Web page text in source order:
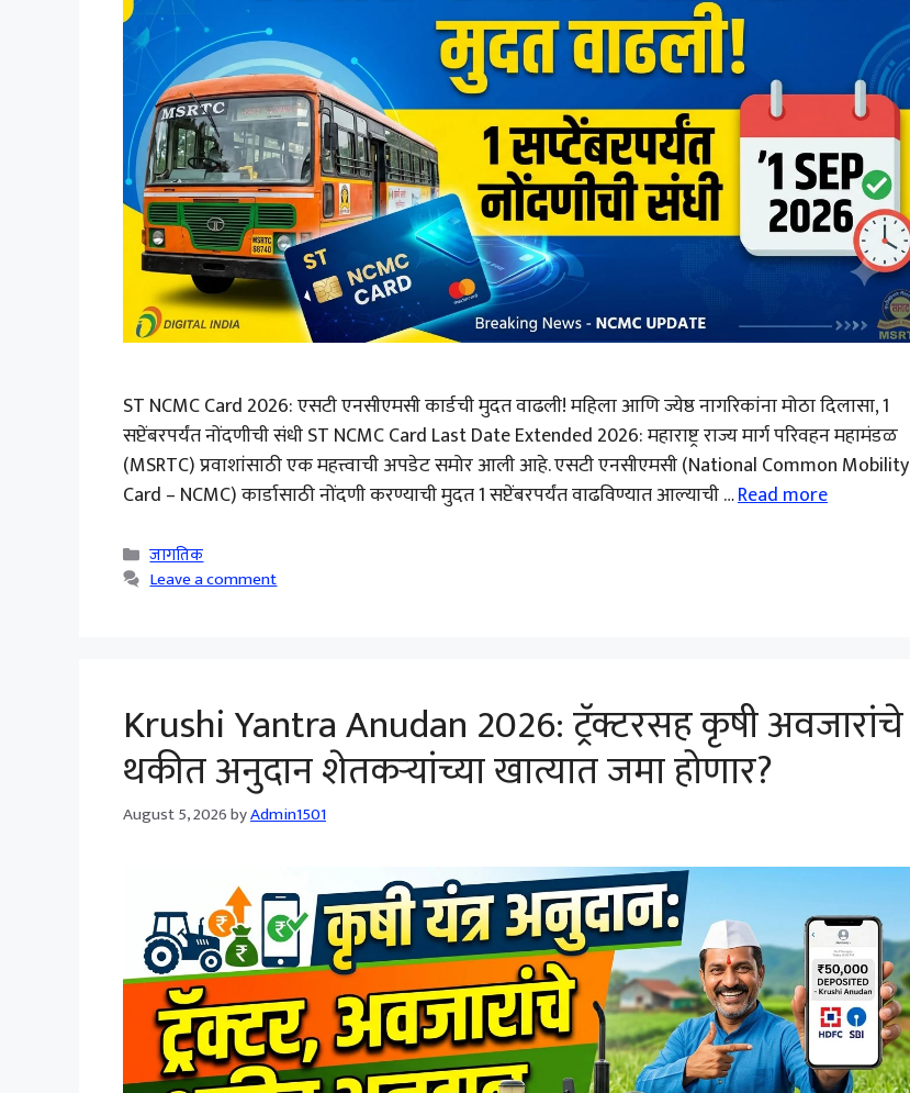
ST NCMC Card 2026: एसटी एनसीएमसी कार्डची मुदत वाढली! महिला आणि ज्येष्ठ नागरिकांना मोठा दिलासा, 1
सप्टेंबरपर्यंत नोंदणीची संधी ST NCMC Card Last Date Extended 2026: महाराष्ट्र राज्य मार्ग परिवहन महामंडळ
(MSRTC) प्रवाशांसाठी एक महत्त्वाची अपडेट समोर आली आहे. एसटी एनसीएमसी (National Common Mobility
Card – NCMC) कार्डासाठी नोंदणी करण्याची मुदत 1 सप्टेंबरपर्यंत वाढविण्यात आल्याची …Read more
Categories
जागतिक
Leave a comment
Krushi Yantra Anudan 2026: ट्रॅक्टरसह कृषी अवजारांचे
थकीत अनुदान शेतकऱ्यांच्या खात्यात जमा होणार?
August 5, 2026byAdmin1501